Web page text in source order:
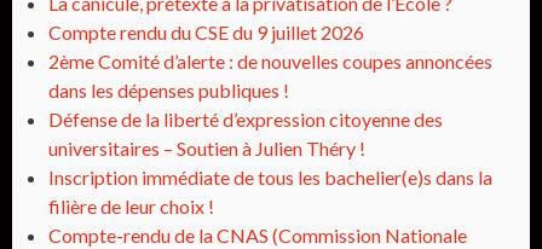
Compte rendu du CSE du 9 juillet 2026
2ème Comité d’alerte : de nouvelles coupes annoncées
dans les dépenses publiques !
Défense de la liberté d’expression citoyenne des
universitaires – Soutien à Julien Théry !
Inscription immédiate de tous les bachelier(e)s dans la
filière de leur choix !
Compte-rendu de la CNAS (Commission Nationale